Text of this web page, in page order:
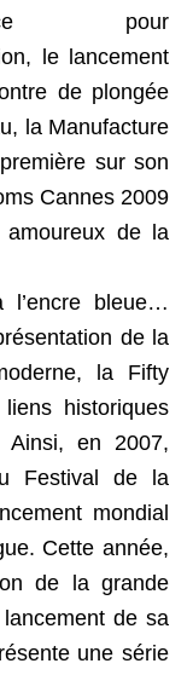
pour
le lancement
de plongée
la Manufacture
sur son
Cannes 2009
de la
l’encre bleue…
de la
la Fifty
historiques
Ainsi, en 2007,
Festival de la
mondial
Cette année,
de la grande
de sa
une série